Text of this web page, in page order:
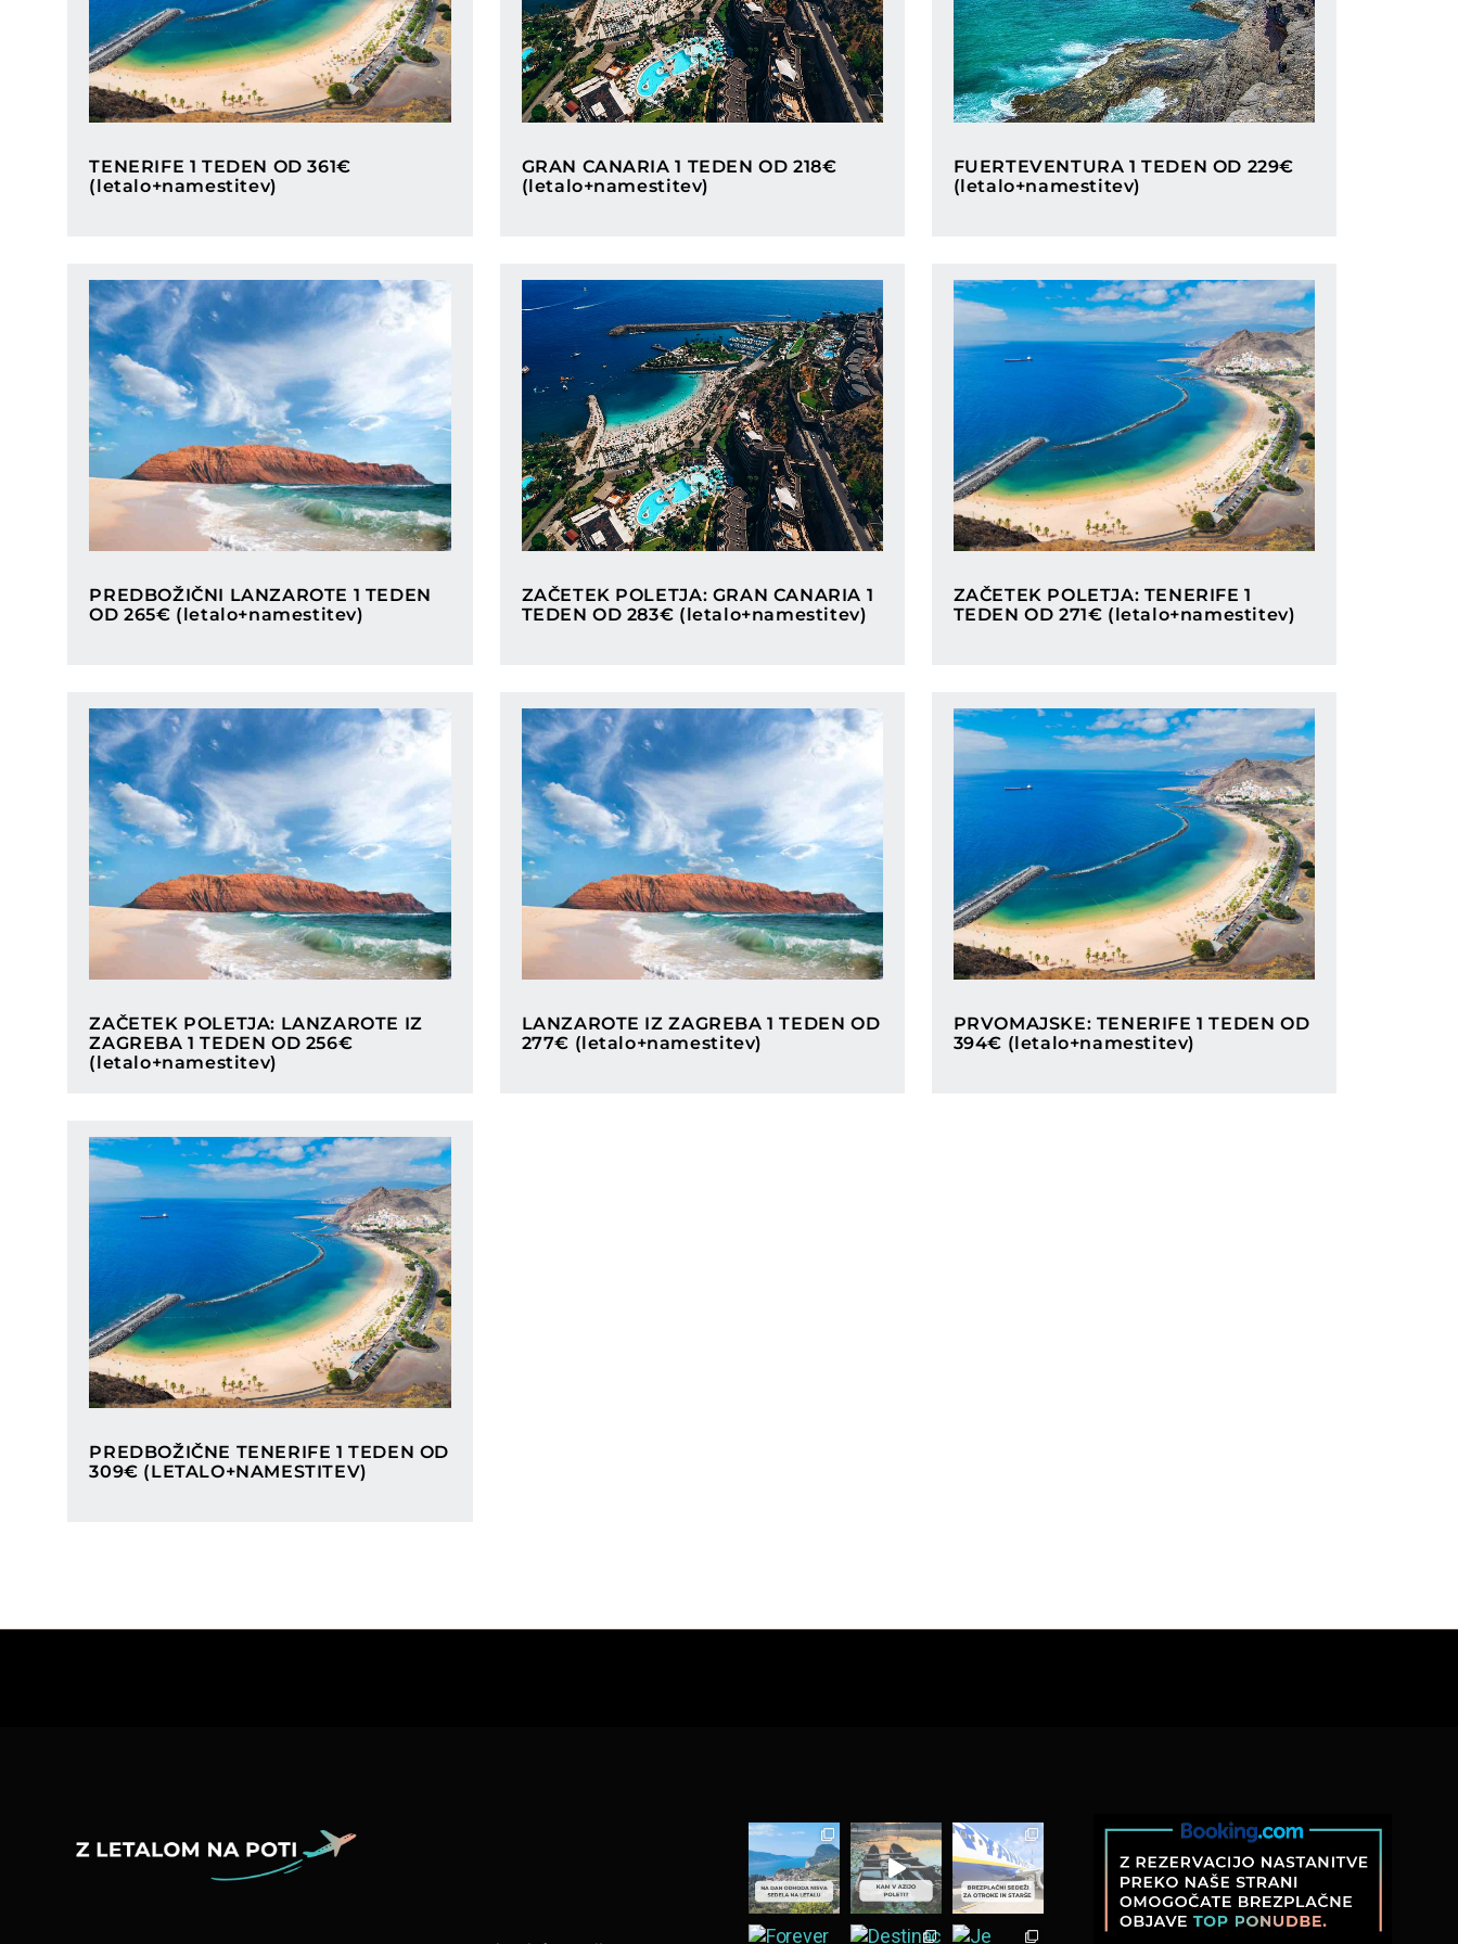
TENERIFE 1 TEDEN OD 361€
(letalo+namestitev)
GRAN CANARIA 1 TEDEN OD 218€
(letalo+namestitev)
FUERTEVENTURA 1 TEDEN OD 229€
(letalo+namestitev)
PREDBOŽIČNI LANZAROTE 1 TEDEN
OD 265€ (letalo+namestitev)
ZAČETEK POLETJA: GRAN CANARIA 1
TEDEN OD 283€ (letalo+namestitev)
ZAČETEK POLETJA: TENERIFE 1
TEDEN OD 271€ (letalo+namestitev)
ZAČETEK POLETJA: LANZAROTE IZ
ZAGREBA 1 TEDEN OD 256€
(letalo+namestitev)
LANZAROTE IZ ZAGREBA 1 TEDEN OD
277€ (letalo+namestitev)
PRVOMAJSKE: TENERIFE 1 TEDEN OD
394€ (letalo+namestitev)
PREDBOŽIČNE TENERIFE 1 TEDEN OD
309€ (LETALO+NAMESTITEV)